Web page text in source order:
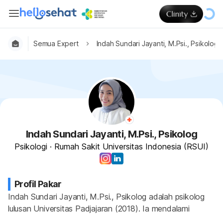
Semua Expert Indah Sundari Jayanti, M.Psi., Psikolog
Indah Sundari Jayanti, M.Psi., Psikolog
Psikologi · Rumah Sakit Universitas Indonesia (RSUI)
Profil Pakar
Indah Sundari Jayanti, M.Psi., Psikolog adalah psikolog
lulusan Universitas Padjajaran (2018). Ia mendalami